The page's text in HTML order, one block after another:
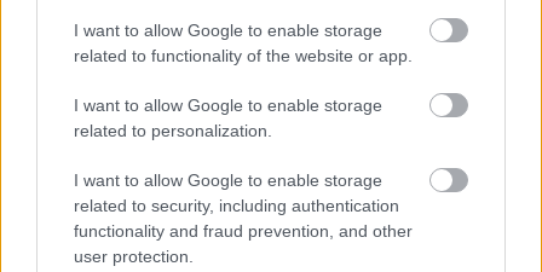
I want to allow Google to enable storage
related to functionality of the website or app.
I want to allow Google to enable storage
related to personalization.
I want to allow Google to enable storage
related to security, including authentication
functionality and fraud prevention, and other
user protection.
Szólj hozzá!